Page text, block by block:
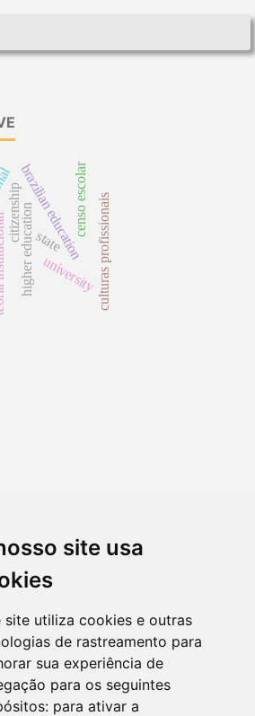
site usa
site utiliza cookies e outras
de rastreamento para
sua experiência de
para os seguintes
para ativar a
brazilian education
citizenshiphigher education university
censo escolarculturas profissionais
state
EM REVISTA
| Prefixo DOI : 10.1590 | Qualis